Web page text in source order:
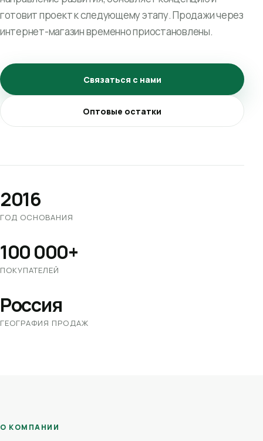
готовит проект к следующему этапу. Продажи через
интернет-магазин временно приостановлены.
Связаться с нами
Оптовые остатки
2016
ГОД ОСНОВАНИЯ
100 000+
ПОКУПАТЕЛЕЙ
Россия
ГЕОГРАФИЯ ПРОДАЖ
О КОМПАНИИ